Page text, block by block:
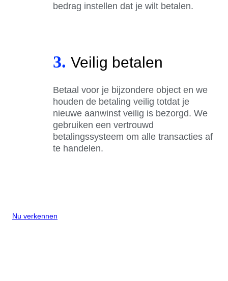
bedrag instellen dat je wilt betalen.
3. Veilig betalen
Betaal voor je bijzondere object en we
houden de betaling veilig totdat je
nieuwe aanwinst veilig is bezorgd. We
gebruiken een vertrouwd
betalingssysteem om alle transacties af
te handelen.
Nu verkennen